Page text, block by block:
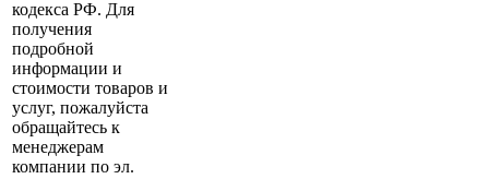
кодекса РФ. Для
получения
подробной
информации и
стоимости товаров и
услуг, пожалуйста
обращайтесь к
менеджерам
компании по эл.